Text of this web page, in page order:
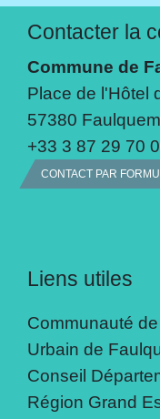
Contacter la
Commune de
Place de l'Hôtel
57380
+33 3 87 29 70
CONTACT PAR
Liens utiles
Communauté
Urbain de
Conseil
Région Grand